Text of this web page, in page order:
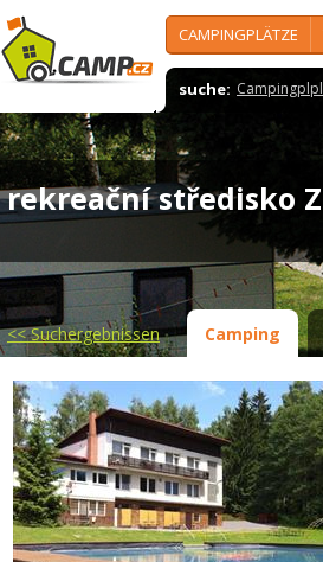
CAMPINGPLÄTZE
suche:
rekreační středisko
<<Suchergebnissen Camping